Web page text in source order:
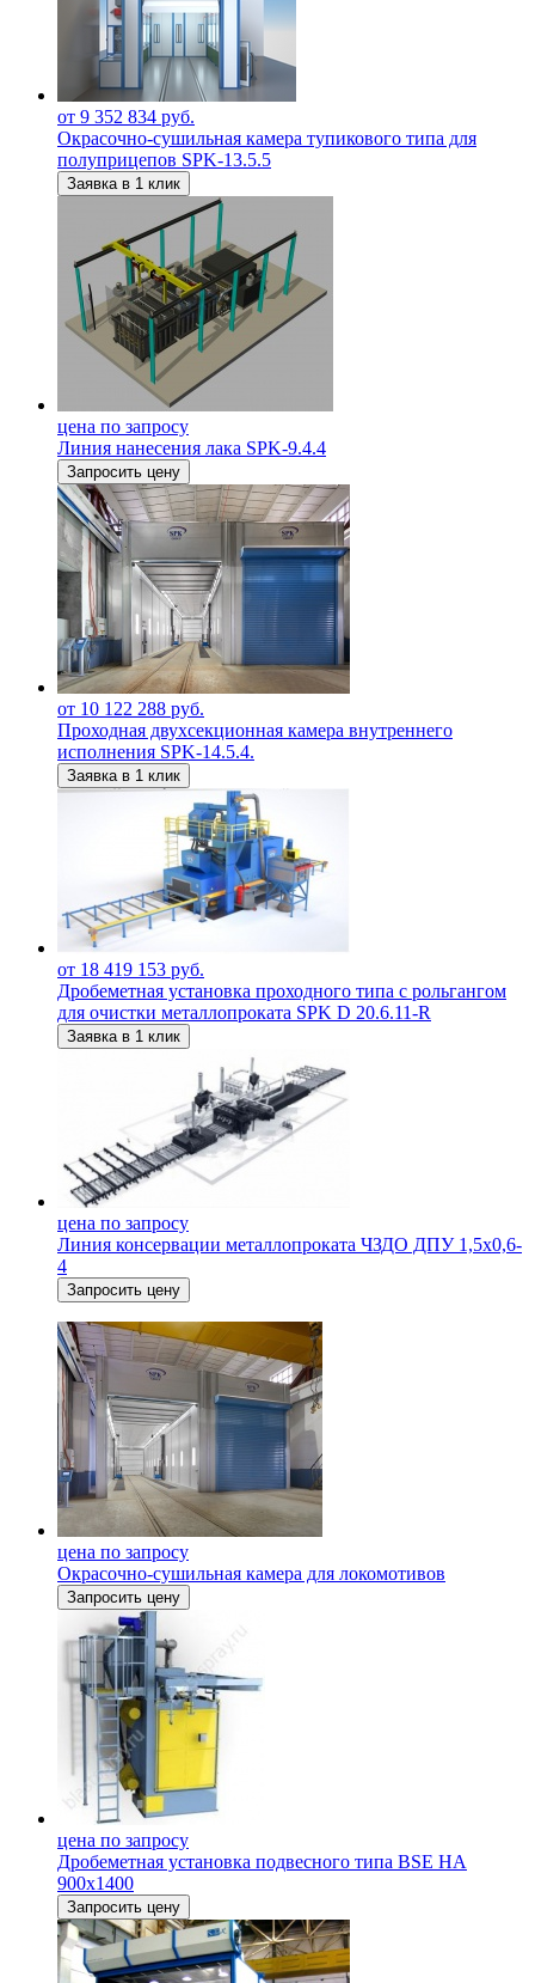
от 9 352 834 руб.
Окрасочно-сушильная камера тупикового типа для
полуприцепов SPK-13.5.5
Заявка в 1 клик
цена по запросу
Линия нанесения лака SPK-9.4.4
Запросить цену
от 10 122 288 руб.
Проходная двухсекционная камера внутреннего
исполнения SPK-14.5.4.
Заявка в 1 клик
от 18 419 153 руб.
Дробеметная установка проходного типа с рольгангом
для очистки металлопроката SPK D 20.6.11-R
Заявка в 1 клик
цена по запросу
Линия консервации металлопроката ЧЗДО ДПУ 1,5х0,6-
4
Запросить цену
цена по запросу
Окрасочно-сушильная камера для локомотивов
Запросить цену
цена по запросу
Дробеметная установка подвесного типа BSE НА
900х1400
Запросить цену